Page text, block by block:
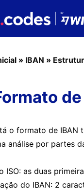
» IBAN »
o formato de IBAN
análise por partes
ISO: as duas
do IBAN: 2